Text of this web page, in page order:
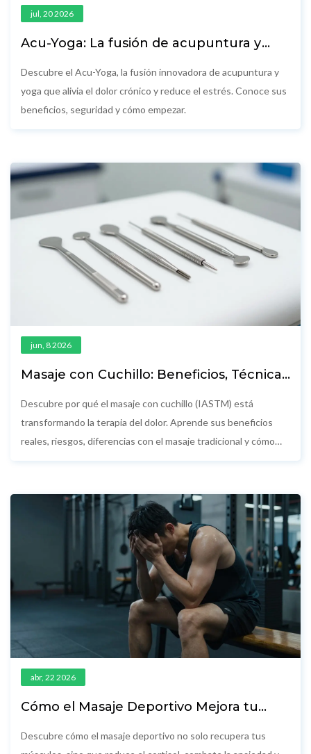
jul, 20 2026
Acu-Yoga: La fusión de acupuntura y
bienestar
Descubre el Acu-Yoga, la fusión innovadora de acupuntura y
yoga que alivia el dolor crónico y reduce el estrés. Conoce sus
beneficios, seguridad y cómo empezar.
jun, 8 2026
Masaje con Cuchillo: Beneficios, Técnicas
Descubre por qué el masaje con cuchillo (IASTM) está
transformando la terapia del dolor. Aprende sus beneficios
reales, riesgos, diferencias con el masaje tradicional y cómo
abr, 22 2026
Cómo el Masaje Deportivo Mejora tu
Descubre cómo el masaje deportivo no solo recupera tus